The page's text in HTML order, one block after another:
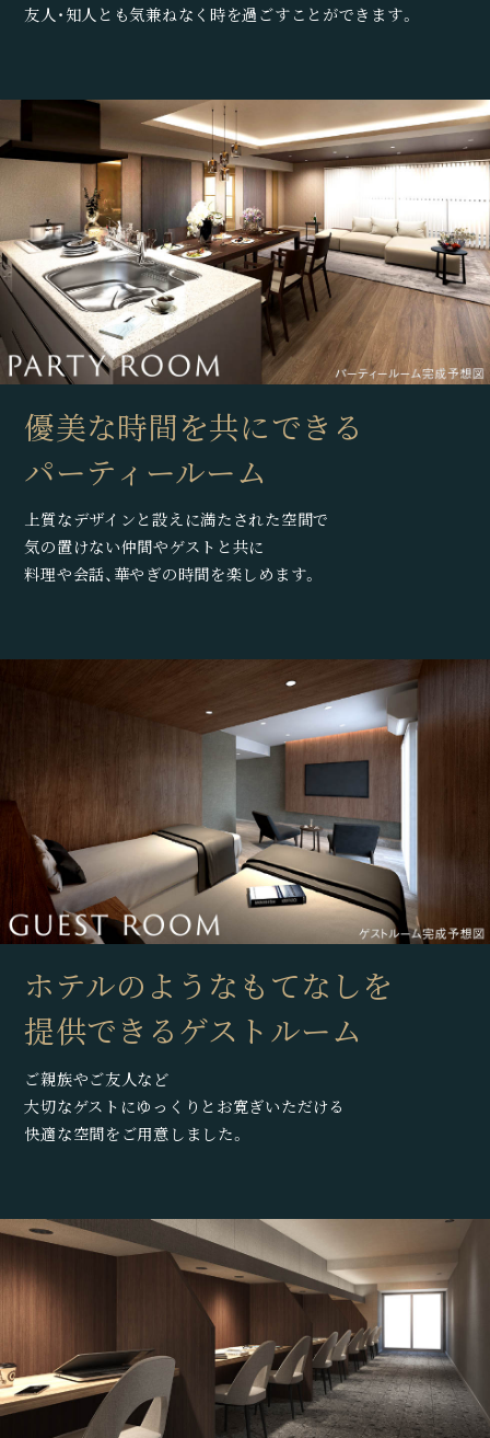
友人・知人とも気兼ねなく時を過ごすことができます。
優美な時間を共にできる
パーティールーム
上質なデザインと設えに満たされた空間で
気の置けない仲間やゲストと共に
料理や会話、華やぎの時間を楽しめます。
ホテルのようなもてなしを
提供できるゲストルーム
ご親族やご友人など
大切なゲストにゆっくりとお寛ぎいただける
快適な空間をご用意しました。